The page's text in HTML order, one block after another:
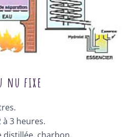
nu fixe
3 heures.